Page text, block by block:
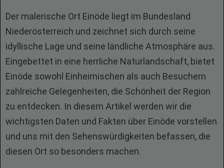
Der malerische Ort Einöde liegt im Bundesland
Niederösterreich und zeichnet sich durch seine
idyllische Lage und seine ländliche Atmosphäre aus.
Eingebettet in eine herrliche Naturlandschaft, bietet
Einöde sowohl Einheimischen als auch Besuchern
zahlreiche Gelegenheiten, die Schönheit der Region
zu entdecken. In diesem Artikel werden wir die
wichtigsten Daten und Fakten über Einöde vorstellen
und uns mit den Sehenswürdigkeiten befassen, die
diesen Ort so besonders machen.